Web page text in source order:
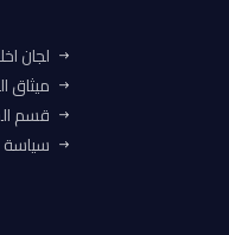
لجان
ميثاق
قسم